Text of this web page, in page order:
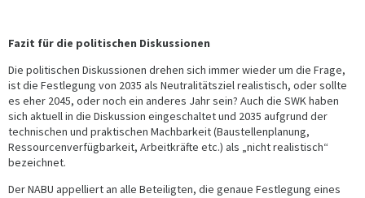
Fazit für die politischen Diskussionen
Die politischen Diskussionen drehen sich immer wieder um die Frage,
ist die Festlegung von 2035 als Neutralitätsziel realistisch, oder sollte
es eher 2045, oder noch ein anderes Jahr sein? Auch die SWK haben
sich aktuell in die Diskussion eingeschaltet und 2035 aufgrund der
technischen und praktischen Machbarkeit (Baustellenplanung,
Ressourcenverfügbarkeit, Arbeitkräfte etc.) als „nicht realistisch“
bezeichnet.
Der NABU appelliert an alle Beteiligten, die genaue Festlegung eines